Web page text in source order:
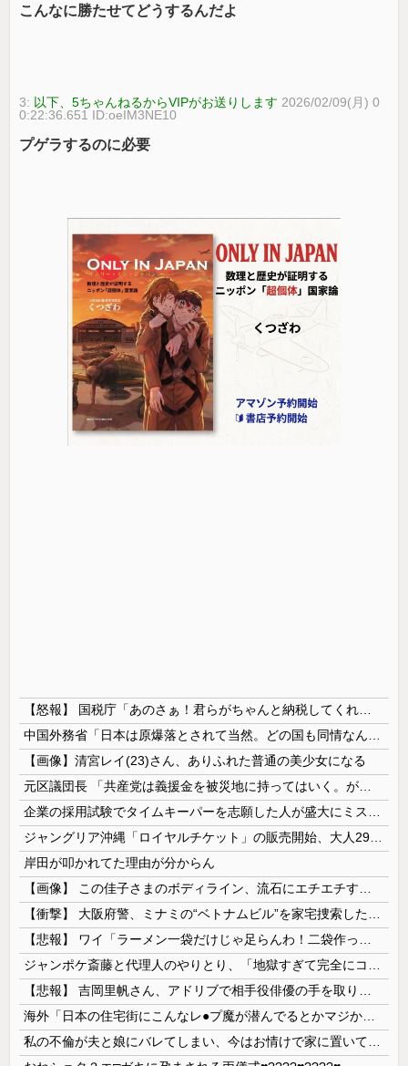
こんなに勝たせてどうするんだよ
3: 以下、5ちゃんねるからVIPがお送りします 2026/02/09(月) 0
0:22:36.651 ID:oeIM3NE10
プゲラするのに必要
【画像】清宮レイ(23)さん、ありふれた普通の美少女になる
岸田が叩かれてた理由が分からん